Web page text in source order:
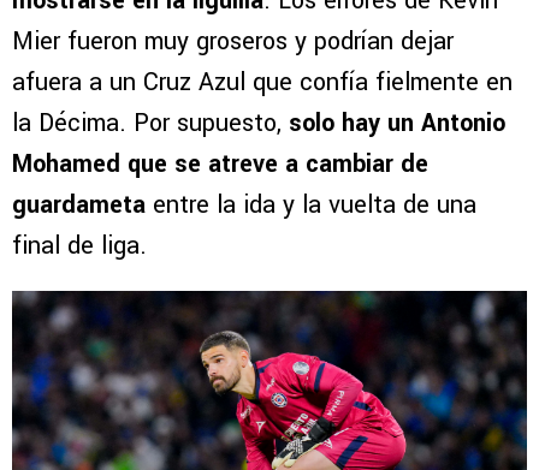
Mier fueron muy groseros y podrían dejar
afuera a un Cruz Azul que confía fielmente en
la Décima. Por supuesto, solo hay un Antonio
Mohamed que se atreve a cambiar de
guardameta entre la ida y la vuelta de una
final de liga.